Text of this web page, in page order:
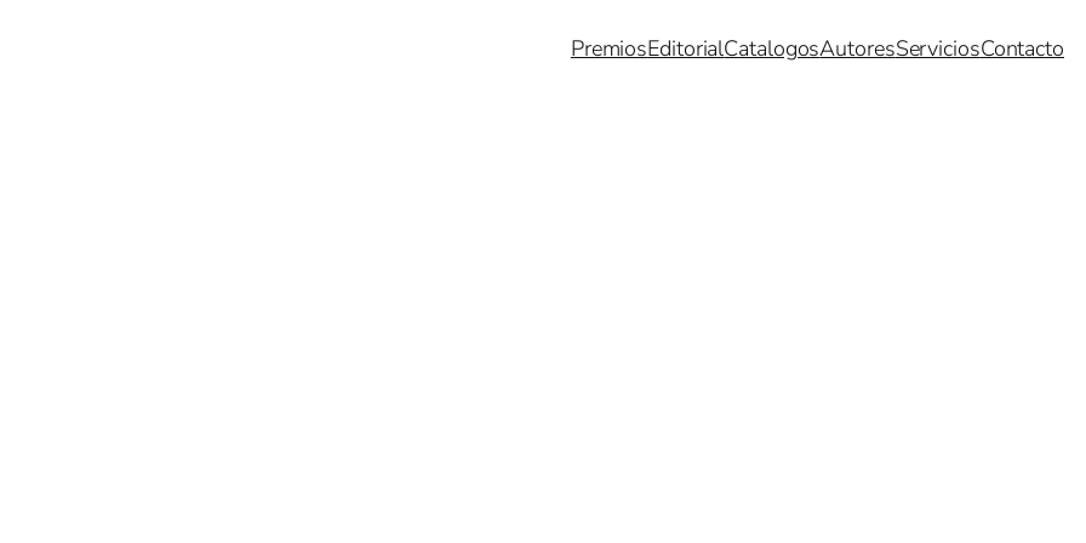
PremiosEditorialCatalogosAutoresServiciosContacto